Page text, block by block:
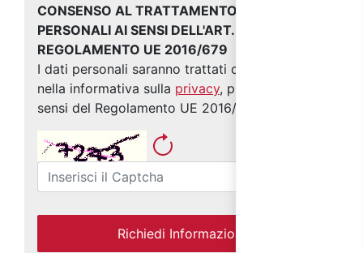
CONSENSO AL TRATTAMENTO DEI DATI
PERSONALI AI SENSI DELL'ART. 13 DEL
REGOLAMENTO UE 2016/679
I dati personali saranno trattati come indicato
nella informativa sulla privacy, predisposta ai
sensi del Regolamento UE 2016/679
Richiedi Informazioni